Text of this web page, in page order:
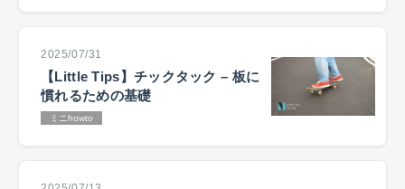
2025/07/31
【Little Tips】チックタック – 板に
慣れるための基礎
ミニhowto